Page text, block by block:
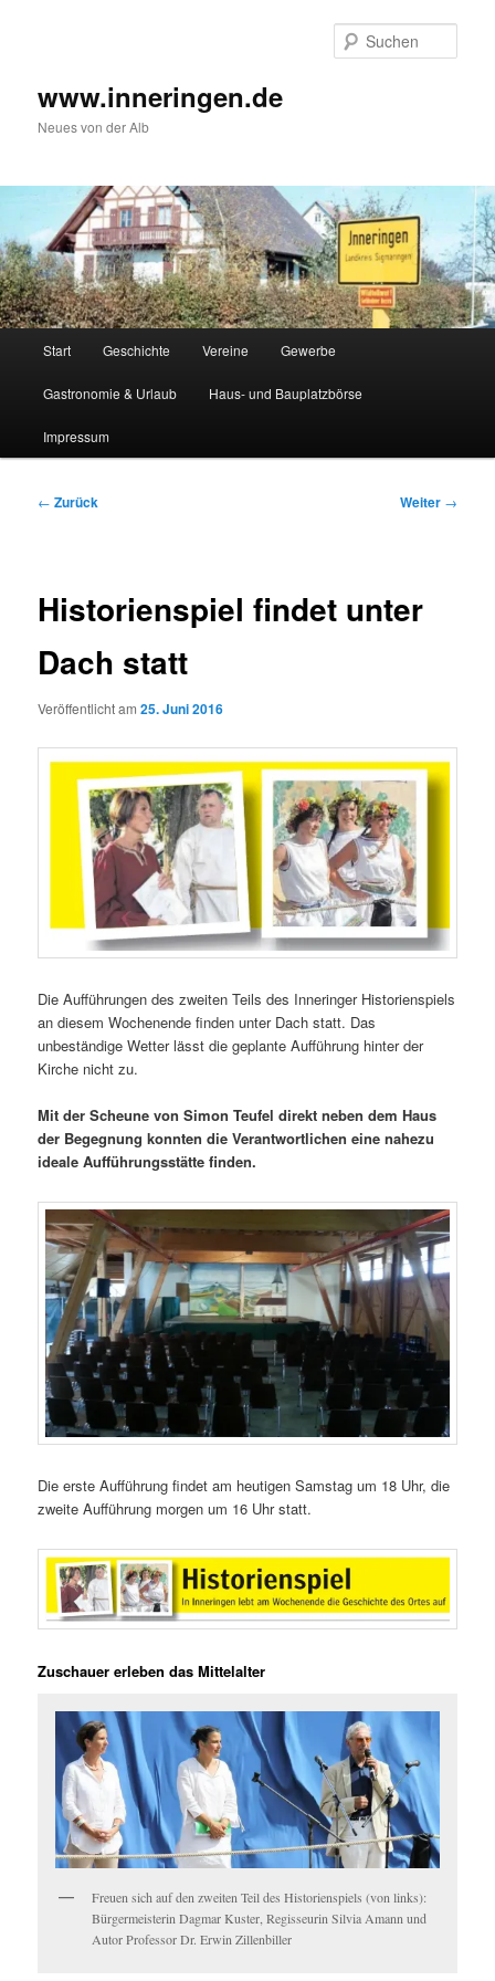
www.inneringen.de
Neues von der Alb
Start Geschichte Vereine Gewerbe
Gastronomie & Urlaub Haus- und Bauplatzbörse
Impressum
Beitragsnavigation
← Zurück Weiter →
Historienspiel findet unter
Dach statt
Veröffentlicht am25. Juni 2016
Die Aufführungen des zweiten Teils des Inneringer Historienspiels
an diesem Wochenende finden unter Dach statt. Das
unbeständige Wetter lässt die geplante Aufführung hinter der
Kirche nicht zu.
Mit der Scheune von Simon Teufel direkt neben dem Haus
der Begegnung konnten die Verantwortlichen eine nahezu
ideale Aufführungsstätte finden.
Die erste Aufführung findet am heutigen Samstag um 18 Uhr, die
zweite Aufführung morgen um 16 Uhr statt.
Zu­schau­er er­le­ben das Mit­tel­al­ter
Freuen sich auf den zweiten Teil des Historienspiels (von links):
Bürgermeisterin Dagmar Kuster, Regisseurin Silvia Amann und
Autor Professor Dr. Erwin Zillenbiller